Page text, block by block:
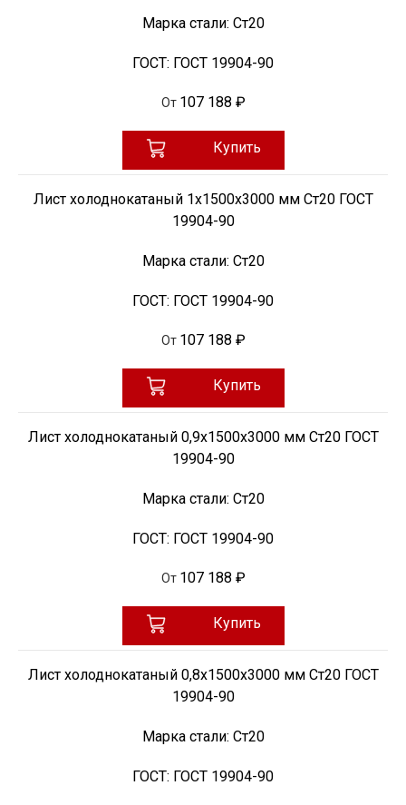
Марка стали: Ст20
ГОСТ: ГОСТ 19904-90
От 107 188 ₽
Купить
Лист холоднокатаный 1х1500х3000 мм Ст20 ГОСТ
19904-90
Марка стали: Ст20
ГОСТ: ГОСТ 19904-90
От 107 188 ₽
Купить
Лист холоднокатаный 0,9х1500х3000 мм Ст20 ГОСТ
19904-90
Марка стали: Ст20
ГОСТ: ГОСТ 19904-90
От 107 188 ₽
Купить
Лист холоднокатаный 0,8х1500х3000 мм Ст20 ГОСТ
19904-90
Марка стали: Ст20
ГОСТ: ГОСТ 19904-90